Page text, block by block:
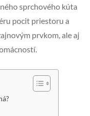
sprchového kúta
pocit priestoru a
prvkom, ale aj